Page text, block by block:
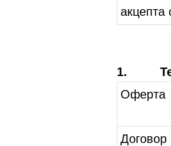
акцепта
1.
Оферта
Договор